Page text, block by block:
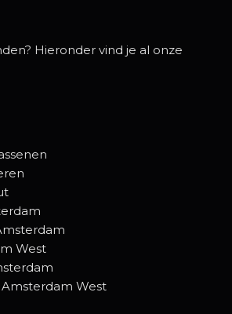
Hieronder vind je al onze
West
Amsterdam West